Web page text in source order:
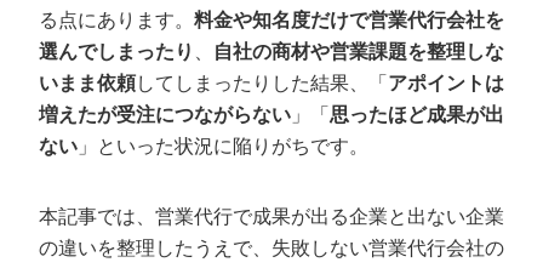
定額LINE運用代行『LINEマキトルくん』
採用YouTubeチャンネル構築『トリトル』
広告運用
YouTubeディレクター
会社概要・役員紹介
ミッション・ビジョン・バリュー
代表メッセージ（岩野圭佑）
認定パートナー
る点にあります。 料金や知名度だけで営業代行会社を
選んでしまったり
自社の商材や営業課題を整理しな
いまま依頼してしまったりした結果、「 アポイントは
増えたが受注につながらない 」「 思ったほど成果が出
ない 」といった状況に陥りがちです。
本記事では、営業代行で成果が出る企業と出ない企業
の違いを整理したうえで、失敗しない営業代行会社の